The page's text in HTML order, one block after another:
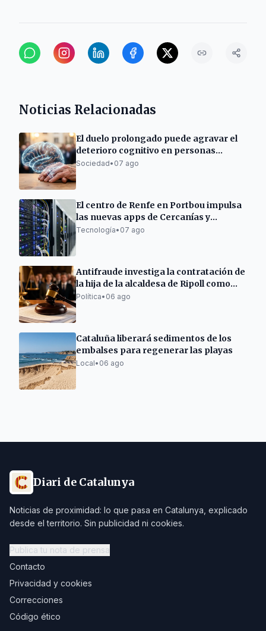
Noticias Relacionadas
El duelo prolongado puede agravar el
deterioro cognitivo en personas
mayores
Sociedad• 07 ago
El centro de Renfe en Portbou impulsa
las nuevas apps de Cercanías y
Rodalies
Tecnología• 07 ago
Antifraude investiga la contratación de
la hija de la alcaldesa de Ripoll como
policía
Política• 06 ago
Cataluña liberará sedimentos de los
embalses para regenerar las playas
Local• 06 ago
Diari de Catalunya
Noticias de proximidad: lo que pasa en Catalunya, explicado
desde el territorio. Sin publicidad ni cookies.
Publica tu nota de prensa
Contacto
Privacidad y cookies
Correcciones
Código ético